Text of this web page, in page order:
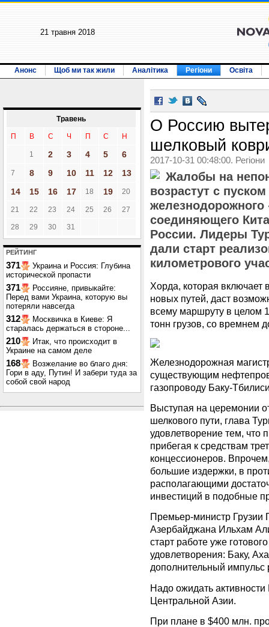
21 травня 2018
Анонс Щоб ми так жили Аналітика Регіони Освіта
Травень
П В С Ч П С Н
1 2 3 4 5 6
7 8 9 10 11 12
13
14
15 16 17 18 19 20
21 22 23 24 25 26 27
28 29 30 31
РЕЙТИНГ
371
Украина и Россия: Глубина
исторической пропасти
371
Россияне, привыкайте:
Перед вами Украина, которую вы
потеряли навсегда
312
Москвичка в Киеве: Я
старалась держаться в стороне...
210
Итак, что происходит в
Украине на самом деле
168
Возжелание во благо дня:
Гори в аду, Путин! И забери туда за
собой свой народ
О Россию
шелковый
2017-10-31 00:48:00. Регіони
Жалобы на
возрастут с
железнодорожного
соединяющего
России. Лидеры
дали старт
километрового
Хорда, которая включает
новых путей, даст
всему маршруту в целом
тонн грузов, со времнем
Железнодорожная
существующим
газопроводу Баку-
Выступая на церемонии
шелкового пути, глава
удовлетворение тем, что
прибегая к средствам
концессионеров.
большие издержки, в
располагающими
инвестиций в подобные
Премьер-министр Грузии
Азербайджана Ильхам
старт работе уже
удовлетворения: Баку,
дополнительный импульс
Надо ожидать активности
Центральной Азии.
При плане в $400 млн.